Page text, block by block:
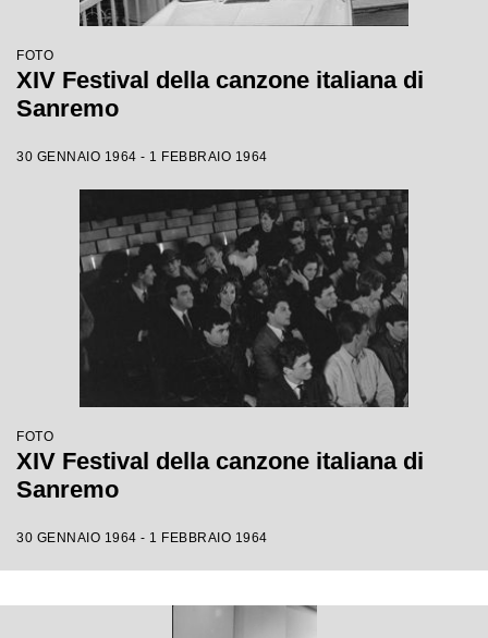
FOTO
XIV Festival della canzone italiana di
Sanremo
30 GENNAIO 1964 - 1 FEBBRAIO 1964
FOTO
XIV Festival della canzone italiana di
Sanremo
30 GENNAIO 1964 - 1 FEBBRAIO 1964